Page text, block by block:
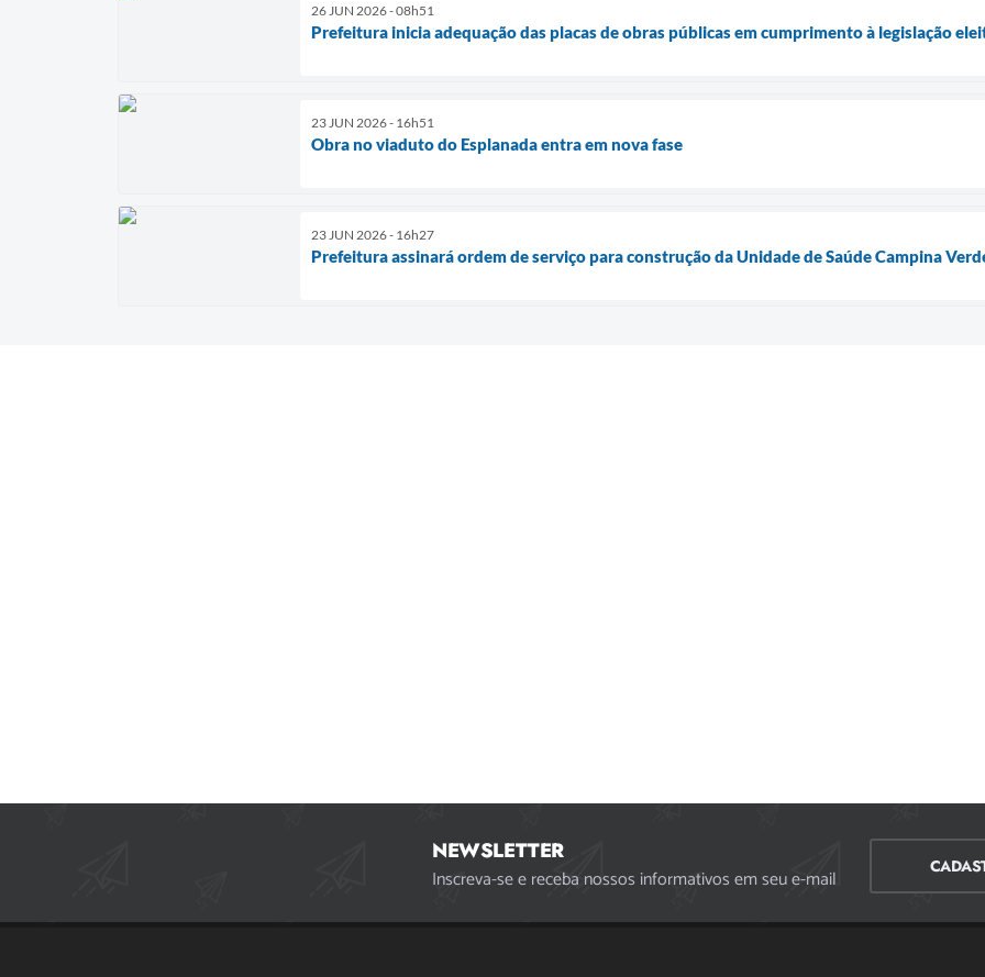
26 JUN 2026 - 08h51
Prefeitura inicia adequação das placas de obras públicas em cumprimento à legislação
23 JUN 2026 - 16h51
Obra no viaduto do Esplanada entra em nova fase
23 JUN 2026 - 16h27
Prefeitura assinará ordem de serviço para construção da Unidade de Saúde Campina
NEWSLETTER
Inscreva-se e receba nossos informativos em seu e-mail